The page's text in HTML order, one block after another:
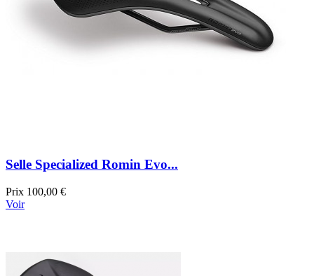
Selle Specialized Romin Evo...
Prix 100,00 €
Voir